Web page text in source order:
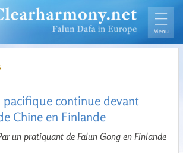
continue devant
Chine en Finlande
un pratiquant de Falun Gong en Finlande